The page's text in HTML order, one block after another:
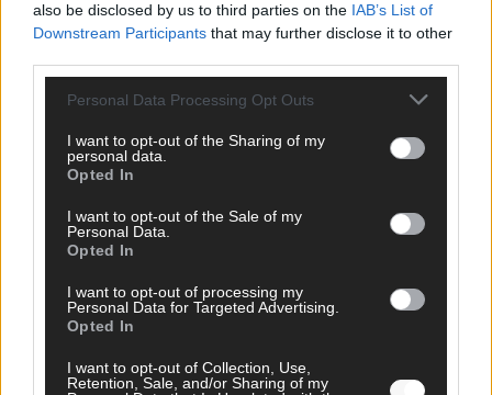
also be disclosed by us to third parties on the IAB’s List of
Downstream Participants that may further disclose it to other
Personal Data Processing Opt Outs
I want to opt-out of the Sharing of my
personal data.
Opted In
I want to opt-out of the Sale of my
Personal Data.
Opted In
I want to opt-out of processing my
Personal Data for Targeted Advertising.
Opted In
I want to opt-out of Collection, Use,
Retention, Sale, and/or Sharing of my
Europa-Park Sommersaison 2026: Monaco, Sallys
Café und Westernstadt – alle Neuheiten im
Überblick
Juni 2026
KOMMENTAR